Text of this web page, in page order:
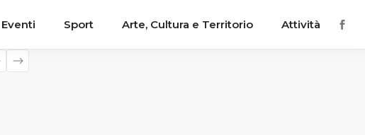
Eventi Sport Arte, Cultura e Territorio Attività